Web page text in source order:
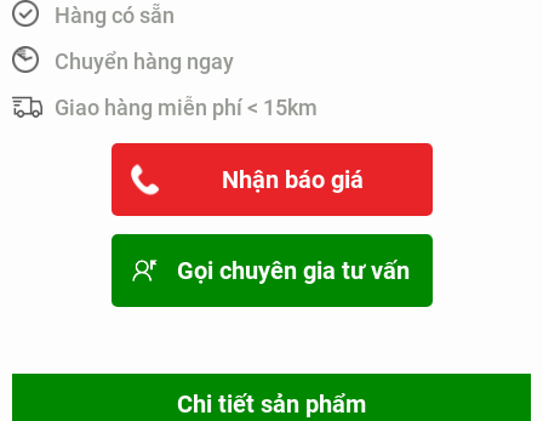
Hàng có sẵn
Chuyển hàng ngay
Giao hàng miễn phí < 15km
Nhận báo giá
Gọi chuyên gia tư vấn
Chi tiết sản phẩm